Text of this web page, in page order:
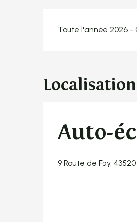
Toute l'année 2026 -
Localisation
Auto-
9 Route de Fay,